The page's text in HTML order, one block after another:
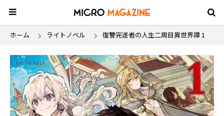
ホーム ライトノベル 復讐完遂者の人生二周目異世界譚 1